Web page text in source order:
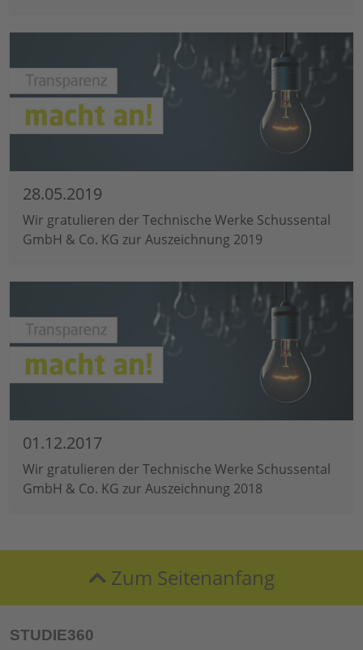
28.05.2019
Wir gratulieren der Technische Werke Schussental
GmbH & Co. KG zur Auszeichnung 2019
01.12.2017
Wir gratulieren der Technische Werke Schussental
GmbH & Co. KG zur Auszeichnung 2018
Zum Seitenanfang
STUDIE360